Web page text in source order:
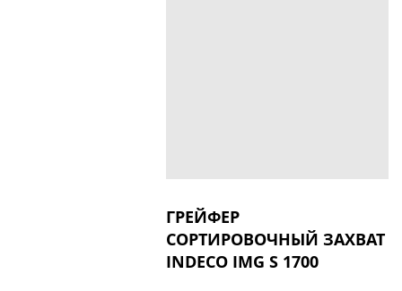
ГРЕЙФЕР
СОРТИРОВОЧНЫЙ ЗАХВАТ
INDECO IMG S 1700